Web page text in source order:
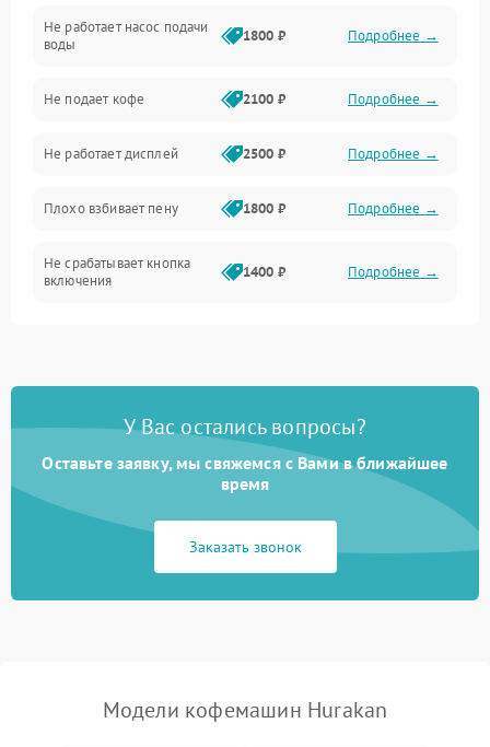
Проблемы с водой
Проблемы с капучинатором и паром
Управление и электроника
Программное обеспечение
Не работает насос подачи
воды
1800 ₽ Подробнее →
Не подает кофе 2100 ₽ Подробнее →
Не работает дисплей 2500 ₽ Подробнее →
Плохо взбивает пену 1800 ₽ Подробнее →
Не срабатывает кнопка
включения
1400 ₽ Подробнее →
Постоянные сбои в работе 1500 ₽ Подробнее →
У Вас остались вопросы?
Оставьте заявку, мы свяжемся с Вами в ближайшее
время
Заказать звонок
Модели кофемашин Hurakan